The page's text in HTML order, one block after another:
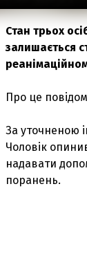
Стан трьох
залишається
Про це
За уточненою
Чоловік
надавати
поранень.